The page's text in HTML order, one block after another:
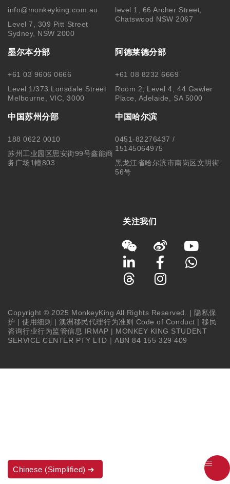
info@monkeyking.com.au
Level 7, 309 Pitt Street
Sydney, NSW 2000
level 1, 66 Archer Street,
Chatswood NSW 2067
墨尔本分部
+61 03 9606 0666
Level 1/373 Lonsdale Street
Melbourne, VIC, 3000
阿德莱德分部
+61 08 8232 6669
Room 2, Level 4, 44 Gawler
Place, Adelaide, SA 5000
中国苏州分部
188 0622 0010
苏州工业园区思安街99号鑫能商
务广场1幢803
中国哈尔滨
0451-82276437 /
15145064975
黑龙江省哈尔滨市南岗区文明街
56号
关注我们
Copyright © 2025 MonkeyKing All Rights Reserved. |隐私保
护 |使用细则 | 澳洲移民代理行为准则 Code of Conduct |移民
咨询行业行为监管信息 IRMAP | MONKEY KING STUDENT
SERVICE CENTER PTY LTD｜ABN 84 155 329 409
Chinese (Simplified)